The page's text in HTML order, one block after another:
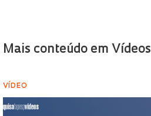
Mais conteúdo em Vídeos
VÍDEO